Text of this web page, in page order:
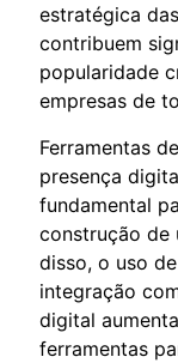
estratégica
contribuem
popularidade
empresas de
Ferramentas
presença
fundamental
construção de
disso, o uso
integração
digital
ferramentas